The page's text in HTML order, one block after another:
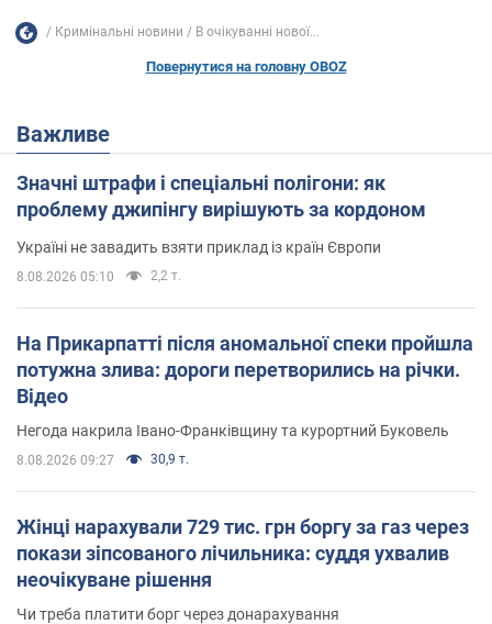
Кримінальні новини В очікуванні нової...
Повернутися на головну OBOZ
Важливе
Значні штрафи і спеціальні полігони: як
проблему джипінгу вирішують за кордоном
Україні не завадить взяти приклад із країн Європи
8.08.2026 05:10 2,2 т.
На Прикарпатті після аномальної спеки пройшла
потужна злива: дороги перетворились на річки.
Відео
Негода накрила Івано-Франківщину та курортний Буковель
8.08.2026 09:27 30,9 т.
Жінці нарахували 729 тис. грн боргу за газ через
покази зіпсованого лічильника: суддя ухвалив
неочікуване рішення
Чи треба платити борг через донарахування